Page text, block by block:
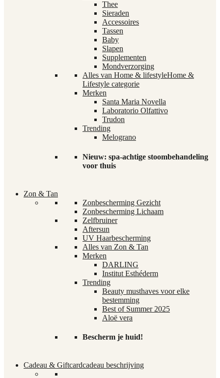
Thee
Sieraden
Accessoires
Tassen
Baby
Slapen
Supplementen
Mondverzorging
Alles van Home & lifestyleHome &
Lifestyle categorie
Merken
Santa Maria Novella
Laboratorio Olfattivo
Trudon
Trending
Melograno
Nieuw: spa-achtige stoombehandeling
voor thuis
Zon & Tan
Zonbescherming Gezicht
Zonbescherming Lichaam
Zelfbruiner
Aftersun
UV Haarbescherming
Alles van Zon & Tan
Merken
DARLING
Institut Esthéderm
Trending
Beauty musthaves voor elke
bestemming
Best of Summer 2025
Aloë vera
Bescherm je huid!
Cadeau & Giftcardcadeau beschrijving